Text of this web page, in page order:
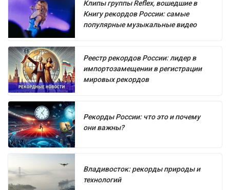
Клипы группы Reflex, вошедшие в
Книгу рекордов России: самые
популярные музыкальные видео
Реестр рекордов России: лидер в
импортозамещении в регистрации
мировых рекордов
Рекорды России: что это и почему
они важны?
Владивосток: рекорды природы и
технологий